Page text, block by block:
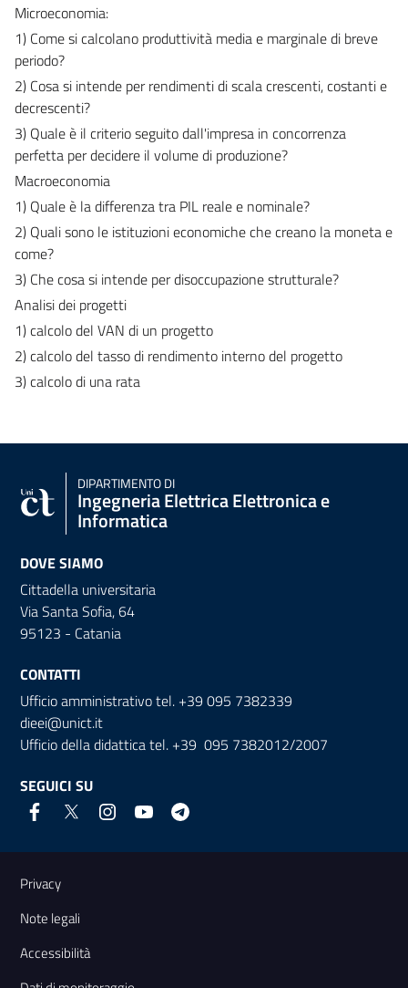
Microeconomia:
1) Come si calcolano produttività media e marginale di breve
periodo?
2) Cosa si intende per rendimenti di scala crescenti, costanti e
decrescenti?
3) Quale è il criterio seguito dall'impresa in concorrenza
perfetta per decidere il volume di produzione?
Macroeconomia
1) Quale è la differenza tra PIL reale e nominale?
2) Quali sono le istituzioni economiche che creano la moneta e
come?
3) Che cosa si intende per disoccupazione strutturale?
Analisi dei progetti
1) calcolo del VAN di un progetto
2) calcolo del tasso di rendimento interno del progetto
3) calcolo di una rata
DIPARTIMENTO DI
Ingegneria Elettrica Elettronica e
Informatica
DOVE SIAMO
Cittadella universitaria
Via Santa Sofia, 64
95123 - Catania
CONTATTI
Ufficio amministrativo tel. +39 095 7382339
dieei@unict.it
Ufficio della didattica tel. +39 095 7382012/2007
SEGUICI SU
Link e informazioni utili
Privacy
Note legali
Accessibilità